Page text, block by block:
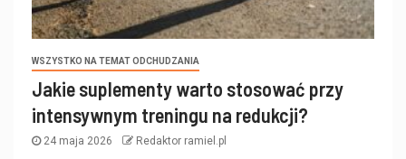
WSZYSTKO NA TEMAT ODCHUDZANIA
Jakie suplementy warto stosować przy
intensywnym treningu na redukcji?
24 maja 2026 Redaktor ramiel.pl